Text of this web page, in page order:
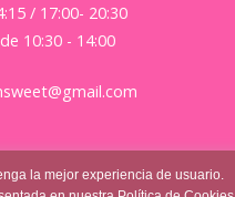
/ 17:00- 20:30
10:30 - 14:00
la mejor experiencia de usuario.